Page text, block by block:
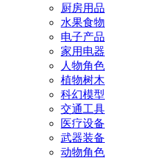
厨房用品
水果食物
电子产品
家用电器
人物角色
植物树木
科幻模型
交通工具
医疗设备
武器装备
动物角色